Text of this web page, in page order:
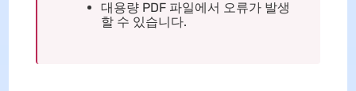
대용량 PDF 파일에서 오류가 발생
할 수 있습니다.